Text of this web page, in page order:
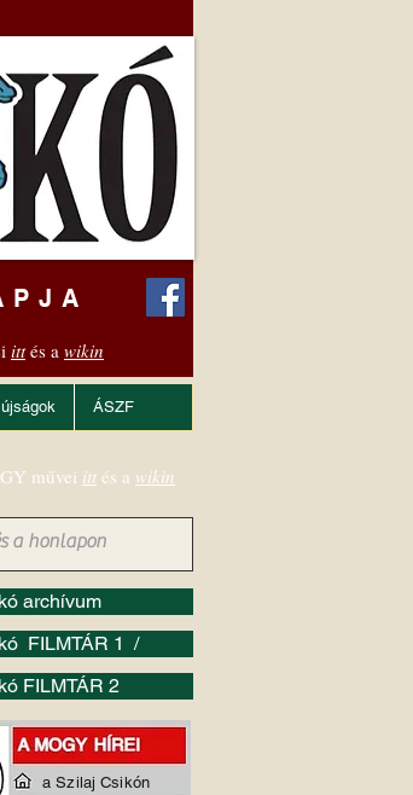
ittés a wikin
ÁSZF
archívum
FILMTÁR 1 /
FILMTÁR 2
művei itt és a wikin
a Szilaj Csikón